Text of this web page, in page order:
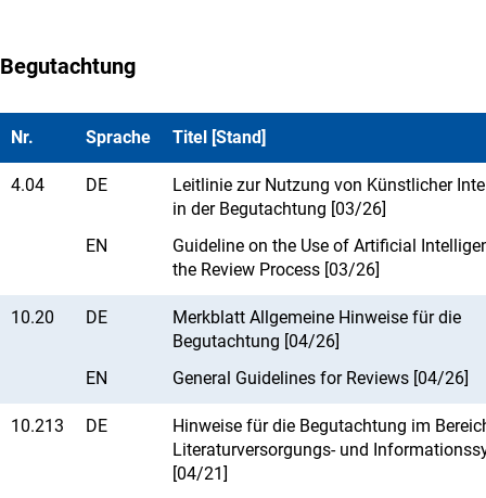
Begutachtung
Nr. Sprache Titel [Stand]
4.04 DE
Leitlinie zur Nutzung von Künstlicher
in der Begutachtung [03/26]
EN
Guideline on the Use of Artificial
the Review Process [03/26]
10.20 DE
Merkblatt Allgemeine Hinweise für die
Begutachtung [04/26]
EN
General Guidelines for Reviews [04/26]
10.213 DE
Hinweise für die Begutachtung im
Literaturversorgungs- und
[04/21]